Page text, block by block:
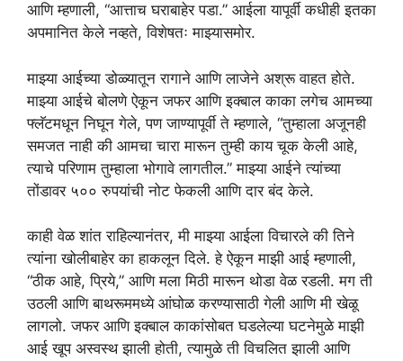
आणि म्हणाली, “आत्ताच घराबाहेर पडा.” आईला यापूर्वी कधीही इतका
अपमानित केले नव्हते, विशेषतः माझ्यासमोर.
माझ्या आईच्या डोळ्यातून रागाने आणि लाजेने अश्रू वाहत होते.
माझ्या आईचे बोलणे ऐकून जफर आणि इक्बाल काका लगेच आमच्या
फ्लॅटमधून निघून गेले, पण जाण्यापूर्वी ते म्हणाले, “तुम्हाला अजूनही
समजत नाही की आमचा चारा मारून तुम्ही काय चूक केली आहे,
त्याचे परिणाम तुम्हाला भोगावे लागतील.” माझ्या आईने त्यांच्या
तोंडावर ५०० रुपयांची नोट फेकली आणि दार बंद केले.
काही वेळ शांत राहिल्यानंतर, मी माझ्या आईला विचारले की तिने
त्यांना खोलीबाहेर का हाकलून दिले. हे ऐकून माझी आई म्हणाली,
“ठीक आहे, प्रिये,” आणि मला मिठी मारून थोडा वेळ रडली. मग ती
उठली आणि बाथरूममध्ये आंघोळ करण्यासाठी गेली आणि मी खेळू
लागलो. जफर आणि इक्बाल काकांसोबत घडलेल्या घटनेमुळे माझी
आई खूप अस्वस्थ झाली होती, त्यामुळे ती विचलित झाली आणि